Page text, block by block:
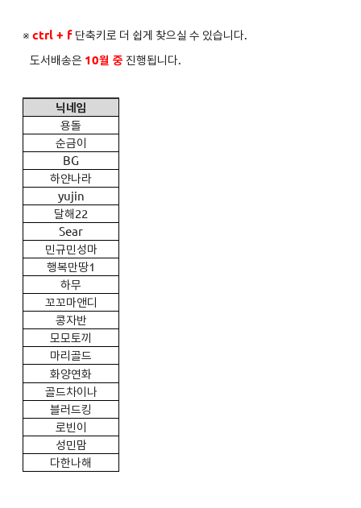
※ ctrl + f 단축키로 더 쉽게 찾으실 수 있습니다.
도서배송은 10월 중 진행됩니다.
닉네임
용돌
순금이
BG
하얀나라
yujin
달해22
Sear
민규민성마
행복만땅1
하무
꼬꼬마앤디
콩자반
모모토끼
마리골드
화양연화
골드차이나
블러드킹
로빈이
성민맘
다한나해